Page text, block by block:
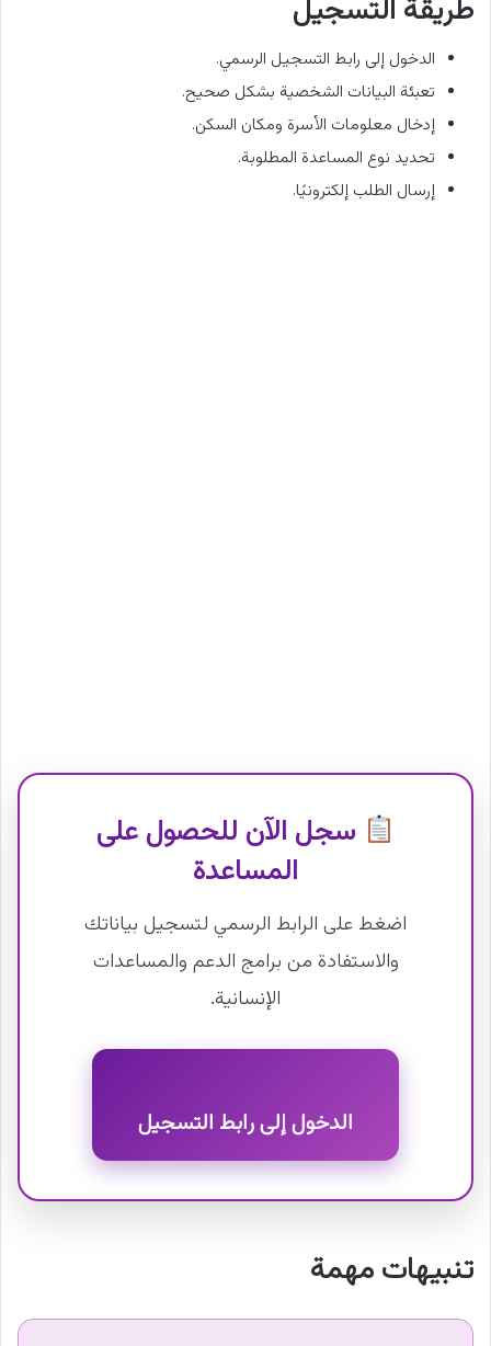
طريقة التسجيل
الدخول إلى رابط التسجيل الرسمي.
تعبئة البيانات الشخصية بشكل صحيح.
إدخال معلومات الأسرة ومكان السكن.
تحديد نوع المساعدة المطلوبة.
إرسال الطلب إلكترونيًا.
سجل الآن للحصول على
المساعدة
اضغط على الرابط الرسمي لتسجيل بياناتك
والاستفادة من برامج الدعم والمساعدات
الإنسانية.
الدخول إلى رابط التسجيل
تنبيهات مهمة